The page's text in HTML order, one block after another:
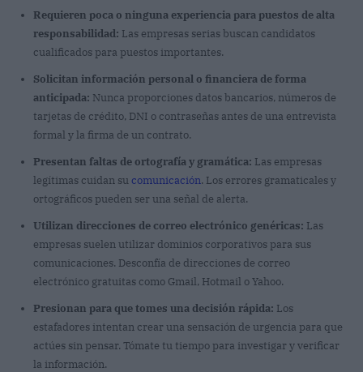
Requieren poca o ninguna experiencia para puestos de alta
responsabilidad: Las empresas serias buscan candidatos
cualificados para puestos importantes.
Solicitan información personal o financiera de forma
anticipada: Nunca proporciones datos bancarios, números de
tarjetas de crédito, DNI o contraseñas antes de una entrevista
formal y la firma de un contrato.
Presentan faltas de ortografía y gramática: Las empresas
legítimas cuidan sucomunicación. Los errores gramaticales y
ortográficos pueden ser una señal de alerta.
Utilizan direcciones de correo electrónico genéricas: Las
empresas suelen utilizar dominios corporativos para sus
comunicaciones. Desconfía de direcciones de correo
electrónico gratuitas como Gmail, Hotmail o Yahoo.
Presionan para que tomes una decisión rápida: Los
estafadores intentan crear una sensación de urgencia para que
actúes sin pensar. Tómate tu tiempo para investigar y verificar
la información.